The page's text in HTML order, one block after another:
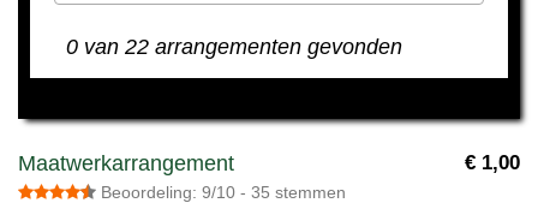
0 van 22 arrangementen gevonden
Maatwerkarrangement € 1,00
Beoordeling: 9/10 - 35 stemmen